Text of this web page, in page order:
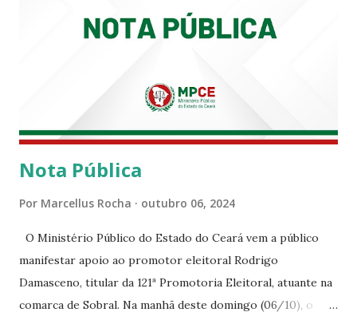
Nota Pública
Por Marcellus Rocha outubro 06, 2024
O Ministério Público do Estado do Ceará vem a público
manifestar apoio ao promotor eleitoral Rodrigo
Damasceno, titular da 121ª Promotoria Eleitoral, atuante na
comarca de Sobral. Na manhã deste domingo (06/10), o